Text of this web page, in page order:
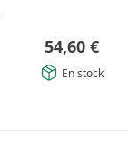
54,60 €
En stock